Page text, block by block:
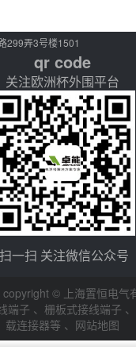
299弄3号楼1501
qr code
关注欧洲杯外围平台
扫一扫 关注微信公众号
© 上海置恒电气
端子 、 栅板式接线端子 、
载连接器等 、 网站地图